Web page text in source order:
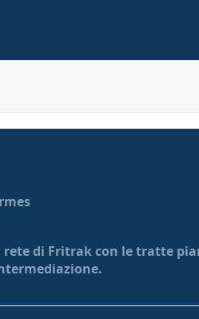
di Fritrak con le tratte